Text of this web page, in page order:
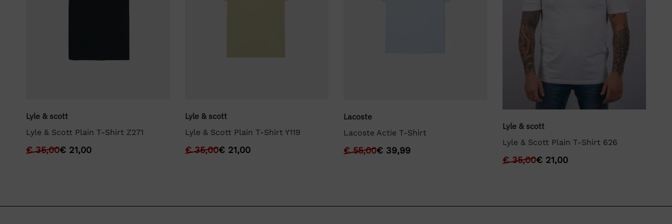
Lyle & scott
Lyle & Scott Plain T-Shirt Z271
€35,00€ 21,00
Lyle & scott
Lyle & Scott Plain T-Shirt Y119
€35,00€21,00
Lacoste
Lacoste Actie T-Shirt
€55,00€ 39,99
Lyle & scott
Lyle & Scott Plain T-Shirt 626
€35,00€21,00